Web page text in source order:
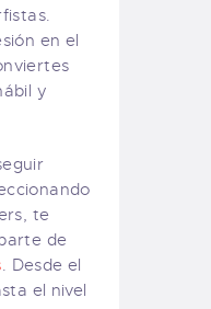
en el
y
te
de
. Desde el
el nivel